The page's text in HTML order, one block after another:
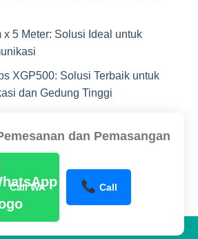
x 5 Meter: Solusi Ideal untuk
XGP500: Solusi Terbaik untuk
dan Gedung Tinggi
ditampilkan.
dan Pemasangan
Call WA Call